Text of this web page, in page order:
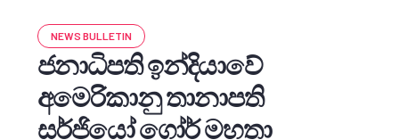
NEWS BULLETIN
ජනාධිපති ඉන්දියාවේ
අමෙරිකානු තානාපති
සර්ජියෝ ගෝර් මහතා